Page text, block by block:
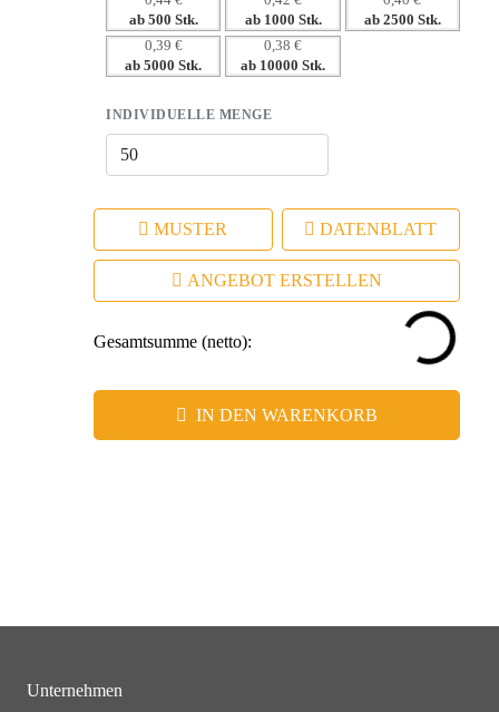
ab 500 Stk. ab 1000 Stk. ab 2500 Stk.
0,39 €
ab 5000 Stk.
0,38 €
ab 10000 Stk.
INDIVIDUELLE MENGE
MUSTER DATENBLATT
ANGEBOT ERSTELLEN
Gesamtsumme (netto):
IN DEN WARENKORB
Unternehmen